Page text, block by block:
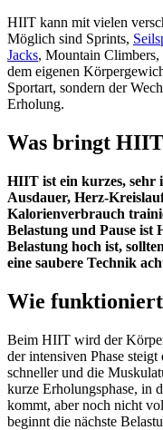
HIIT kann mit vielen
Möglich sind Sprints,
Jacks, Mountain Climbers,
dem eigenen
Sportart, sondern der
Erholung.
Was bringt
HIIT ist ein kurzes, sehr
Ausdauer, Herz-
Kalorienverbrauch
Belastung und Pause ist
Belastung hoch ist,
eine saubere Technik
Wie
Beim HIIT wird der
der intensiven Phase
schneller und die
kurze Erholungsphase, in
kommt, aber noch nicht
beginnt die nächste